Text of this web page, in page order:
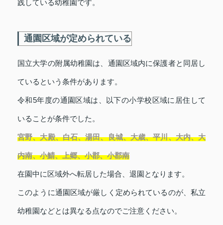
践している幼稚園です。
通園区域が定められている
国立大学の附属幼稚園は、通園区域内に保護者と同居し
ているという条件があります。
令和5年度の通園区域は、以下の小学校区域に居住して
いることが条件でした。
宮野、大殿、白石、湯田、良城、大歳、平川、大内、大
内南、小鯖、上郷、小郡、小郡南
在園中に区域外へ転居した場合、退園となります。
このように通園区域が厳しく定められているのが、私立
幼稚園などとは異なる点なのでご注意ください。